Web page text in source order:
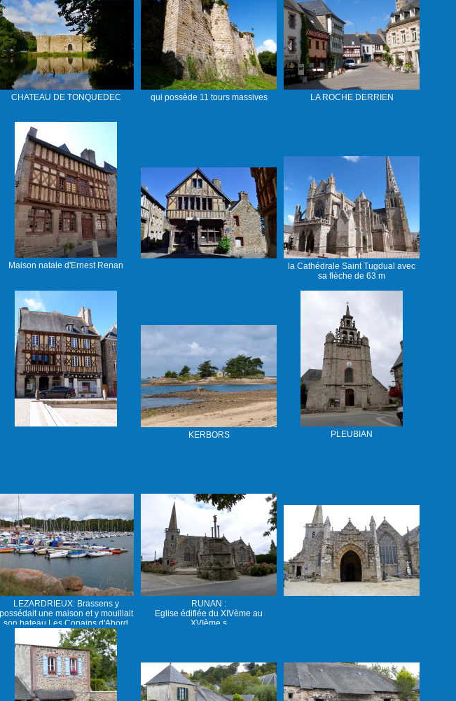
CHATEAU DE TONQUEDEC qui possède 11 tours massives LA ROCHE DERRIEN
Maison natale d'Ernest Renan
la Cathédrale Saint Tugdual avec
sa flèche de 63 m
KERBORS PLEUBIAN
LEZARDRIEUX: Brassens y
possédait une maison et y mouillait
son bateau Les Copains d'Abord
RUNAN :
Eglise édifiée du XIVème au
XVIème s